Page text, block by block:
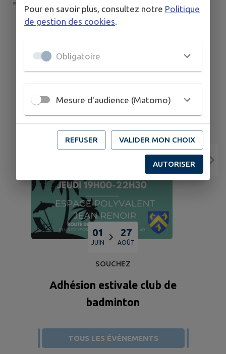
TERRITOIRE
01
JUIN
27
AOÛT
SOUCHEZ
Adhésion estivale club de
badminton
TOUS LES ÉVÉNEMENTS
Pour en savoir plus, consultez notre Politique
de gestion des cookies.
Obligatoire
Mesure d'audience (Matomo)
REFUSER VALIDER MON CHOIX
AUTORISER